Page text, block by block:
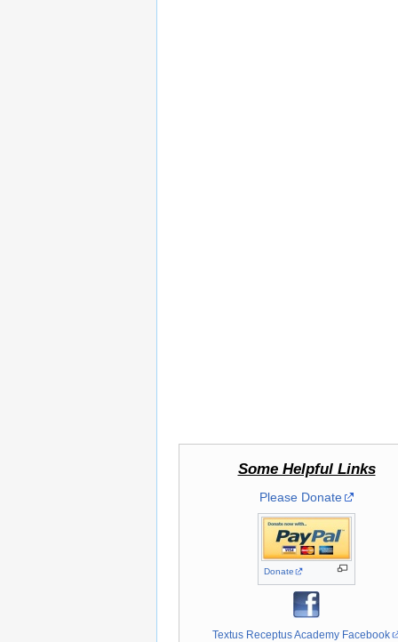
Some Helpful Links
Please Donate
Donate
Textus Receptus Academy Facebook